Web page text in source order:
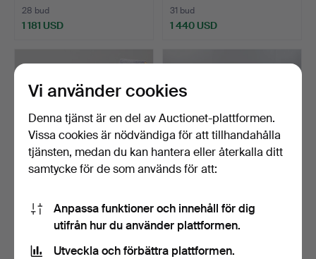
28 bud
1 181 USD
31 bud
1 440 USD
YNGVE EKSTRÖM. Fåtölj,
"Lamino" med fotpal…
Klubbades 6 aug 2026
19 bud
FYRA STOLAR I ROSETRÄ
MED STOPPAD SITS, 18…
Klubbades 6 aug 2026
2 bud
Vi använder cookies
Denna tjänst är en del av Auctionet-plattformen.
Vissa cookies är nödvändiga för att tillhandahålla
tjänsten, medan du kan hantera eller återkalla ditt
samtycke för de som används för att:
Anpassa funktioner och innehåll för dig
utifrån hur du använder plattformen.
Utveckla och förbättra plattformen.